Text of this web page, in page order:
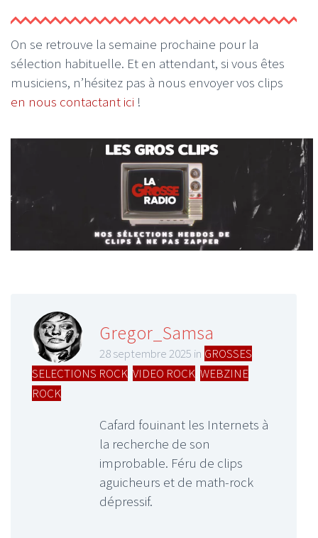
On se retrouve la semaine prochaine pour la
sélection habituelle. Et en attendant, si vous êtes
musiciens, n’hésitez pas à nous envoyer vos clips
en nous contactant ici !
Gregor_Samsa
28 septembre 2025 in GROSSES
SELECTIONS ROCK VIDEO ROCK WEBZINE
ROCK
Cafard fouinant les Internets à
la recherche de son
improbable. Féru de clips
aguicheurs et de math-rock
dépressif.